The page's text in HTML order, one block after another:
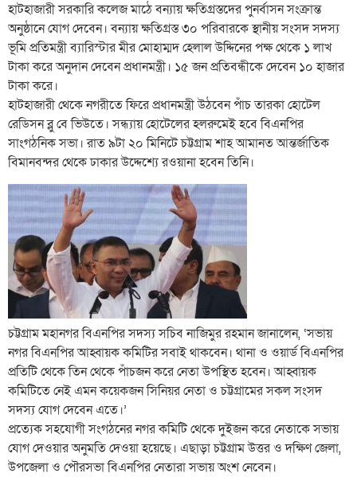
হাটহাজারী সরকারি কলেজ মাঠে বন্যায় ক্ষতিগ্রস্তদের পুনর্বাসন সংক্রান্ত
অনুষ্ঠানে যোগ দেবেন। বন্যায় ক্ষতিগ্রস্ত ৩০ পরিবারকে স্থানীয় সংসদ সদস্য
ভূমি প্রতিমন্ত্রী ব্যারিস্টার মীর মোহাম্মদ হেলাল উদ্দিনের পক্ষ থেকে ১ লাখ
টাকা করে অনুদান দেবেন প্রধানমন্ত্রী। ১৫ জন প্রতিবন্ধীকে দেবেন ১০ হাজার
টাকা করে।
হাটহাজারী থেকে নগরীতে ফিরে প্রধানমন্ত্রী উঠবেন পাঁচ তারকা হোটেল
রেডিসন ব্লু বে ভিউতে। সন্ধ্যায় হোটেলের হলরুমেই হবে বিএনপির
সাংগঠনিক সভা। রাত ৯টা ২০ মিনিটে চট্টগ্রাম শাহ আমানত আন্তর্জাতিক
বিমানবন্দর থেকে ঢাকার উদ্দেশ্যে রওয়ানা হবেন তিনি।
চট্টগ্রাম মহানগর বিএনপির সদস্য সচিব নাজিমুর রহমান জানালেন, ‘সভায়
নগর বিএনপির আহ্বায়ক কমিটির সবাই থাকবেন। থানা ও ওয়ার্ড বিএনপির
প্রতিটি থেকে তিন থেকে পাঁচজন করে নেতা উপস্থিত হবেন। আহ্বায়ক
কমিটিতে নেই এমন কয়েকজন সিনিয়র নেতা ও চট্টগ্রামের সকল সংসদ
সদস্য যোগ দেবেন এতে।’
প্রত্যেক সহযোগী সংগঠনের নগর কমিটি থেকে দুইজন করে নেতাকে সভায়
যোগ দেওয়ার অনুমতি দেওয়া হয়েছে। এছাড়া চট্টগ্রাম উত্তর ও দক্ষিণ জেলা,
উপজেলা ও পৌরসভা বিএনপির নেতারা সভায় অংশ নেবেন।